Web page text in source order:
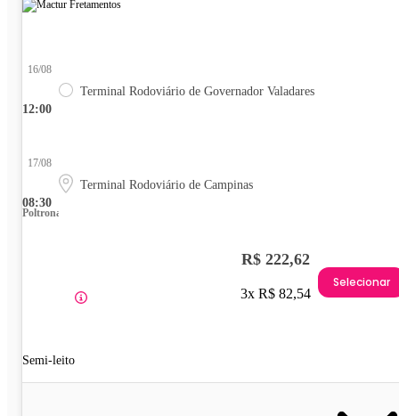
12:00
16/08
Terminal Rodoviário de Governador Valadares
08:30
17/08
Terminal Rodoviário de Campinas
Poltrona
Semi-leito
R$ 222,62
3x R$ 82,54
Selecionar